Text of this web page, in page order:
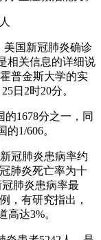
美国新冠肺炎确诊
相关信息的详细说
普金斯大学的实
日2时20分。
1678分之一，同
1/606。
冠肺炎患病率约
肺炎死亡率为十
肺炎患病率最
，有研究指出，
达3%。